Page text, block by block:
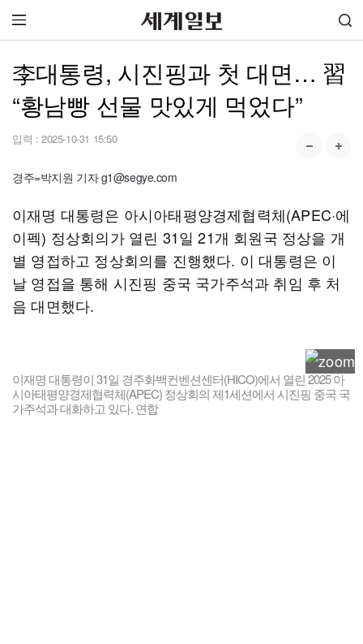
李대통령, 시진핑과 첫 대면… 習
“황남빵 선물 맛있게 먹었다”
입력 : 2025-10-31 15:50
경주=박지원 기자 g1@segye.com
이재명 대통령은 아시아태평양경제협력체(APEC·에
이펙) 정상회의가 열린 31일 21개 회원국 정상을 개
별 영접하고 정상회의를 진행했다. 이 대통령은 이
날 영접을 통해 시진핑 중국 국가주석과 취임 후 처
음 대면했다.
이재명 대통령이 31일 경주화백컨벤션센터(HICO)에서 열린 2025 아
시아태평양경제협력체(APEC) 정상회의 제1세션에서 시진핑 중국 국
가주석과 대화하고 있다. 연합